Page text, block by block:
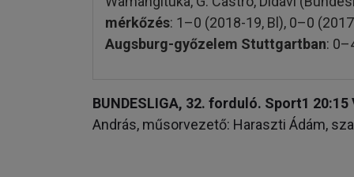
mérkőzés: 1–0 (2018-19, Bl), 0–0
Augsburg-győzelem Stuttgartban:
BUNDESLIGA, 32. forduló. Sport1
András, műsorvezető: Haraszti Ádám,